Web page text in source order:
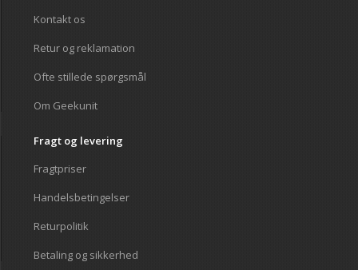
Kontakt os
Retur og reklamation
Ofte stillede spørgsmål
Om Geekunit
Fragt og levering
Fragtpriser
Handelsbetingelser
Returpolitik
Betaling og sikkerhed